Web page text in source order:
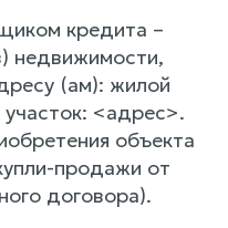
кредита –
недвижимости,
(ам): жилой
<адрес>.
объекта
продажи от
договора).